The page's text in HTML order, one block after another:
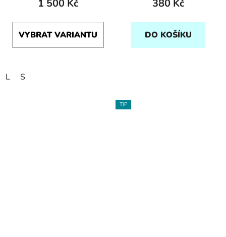
1 500 Kč
VYBRAT VARIANTU
L S
380 Kč
DO KOŠÍKU
TIP